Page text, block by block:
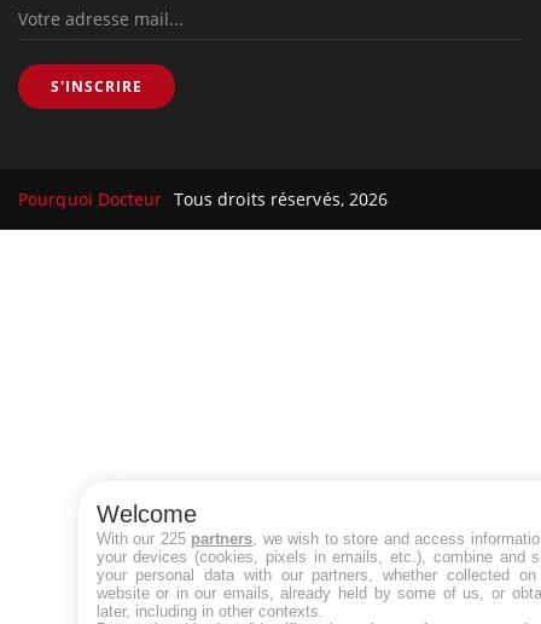
S'INSCRIRE
Pourquoi Docteur Tous droits réservés, 2026
Welcome
With our 225 partners , we wish to store and access
your devices (cookies, pixels in emails, etc.), combine and
your personal data with our partners, whether collected
website or in our emails, already held by some of us, or
later, including in other contexts.